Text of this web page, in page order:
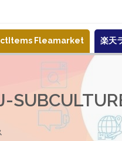
Fleamarket 楽天